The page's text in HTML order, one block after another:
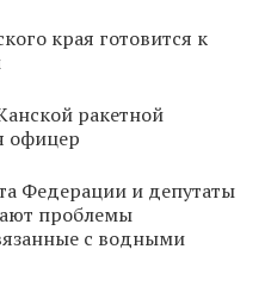
края готовится к
ракетной
офицер
Федерации и депутаты
проблемы
с водными